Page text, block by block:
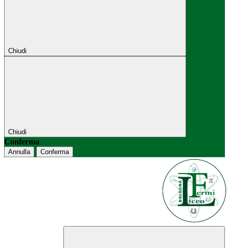
Chiudi
Chiudi
Conferma
Annulla Conferma